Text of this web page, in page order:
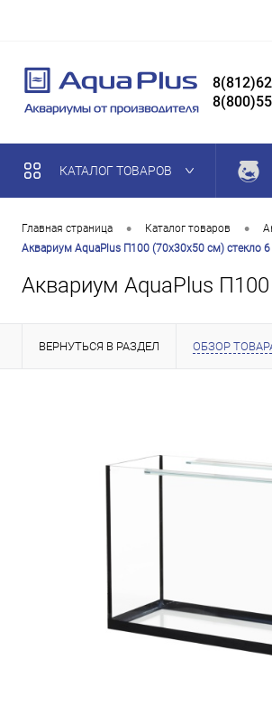
КАТАЛОГ ТОВАРОВ
Главная страница • Каталог товаров •
Аквариум AquaPlus П100 (70х30х50 см) стекло
Аквариум AquaPlus
ВЕРНУТЬСЯ В РАЗДЕЛ ОБЗОР